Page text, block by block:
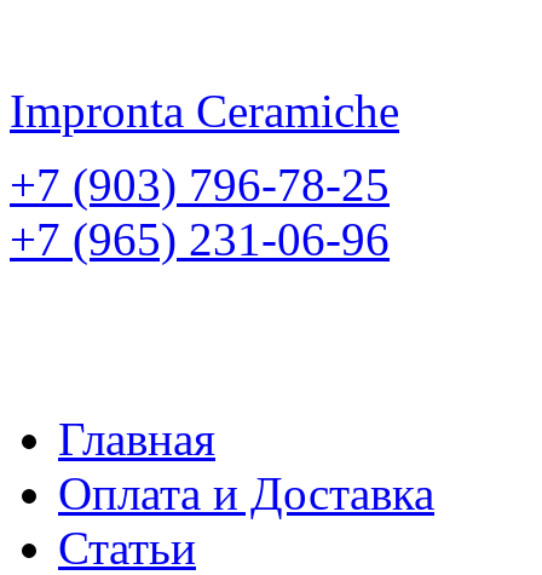
Impronta Ceramiche
+7 (903) 796-78-25
+7 (965) 231-06-96
Главная
Оплата и Доставка
Статьи